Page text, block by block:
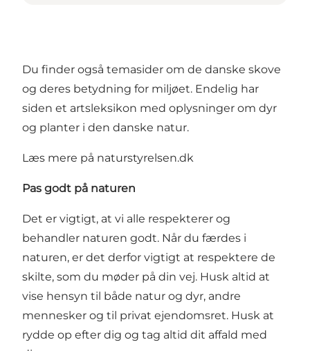
Du finder også temasider om de danske skove
og deres betydning for miljøet. Endelig har
siden et artsleksikon med oplysninger om dyr
og planter i den danske natur.
Læs mere på naturstyrelsen.dk
Pas godt på naturen
Det er vigtigt, at vi alle respekterer og
behandler naturen godt. Når du færdes i
naturen, er det derfor vigtigt at respektere de
skilte, som du møder på din vej. Husk altid at
vise hensyn til både natur og dyr, andre
mennesker og til privat ejendomsret. Husk at
rydde op efter dig og tag altid dit affald med